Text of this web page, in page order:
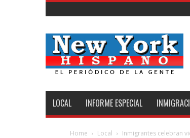
New
York
Hispano
LOCAL INFORME ESPECIAL
Home Local Inmigrantes celebran